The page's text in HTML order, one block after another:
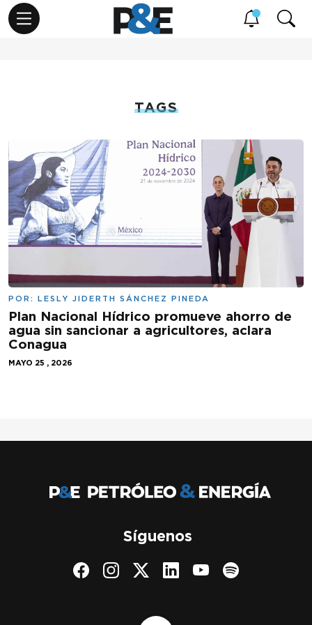
TAGS
POR: LESLY JIDERTH SÁNCHEZ PINEDA
Plan Nacional Hídrico promueve ahorro de
agua sin sancionar a agricultores, aclara
Conagua
MAYO 25 , 2026
Síguenos